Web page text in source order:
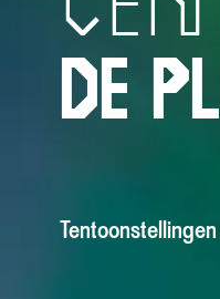
DE
Tentoonstellingen